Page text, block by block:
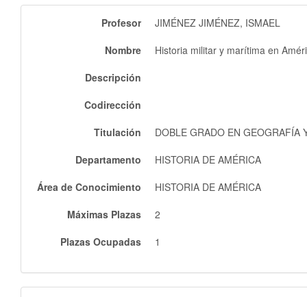
Profesor
JIMÉNEZ JIMÉNEZ, ISMAEL
Nombre
Historia militar y marítima en
Descripción
Codirección
Titulación
DOBLE GRADO EN GEOGRAFÍA
Departamento
HISTORIA DE AMÉRICA
Área de Conocimiento
HISTORIA DE AMÉRICA
Máximas Plazas
2
Plazas Ocupadas
1